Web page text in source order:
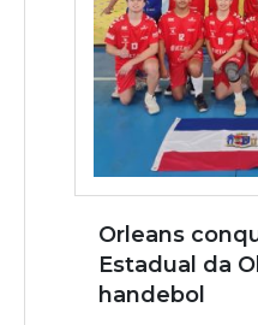
Orleans
Estadual da
handebol